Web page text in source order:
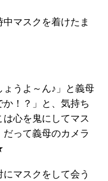
マスクを着けたま
うよ～ん♪」と義母
！？」と、気持ち
心を鬼にしてマス
って義母のカメラ
マスクをして会う